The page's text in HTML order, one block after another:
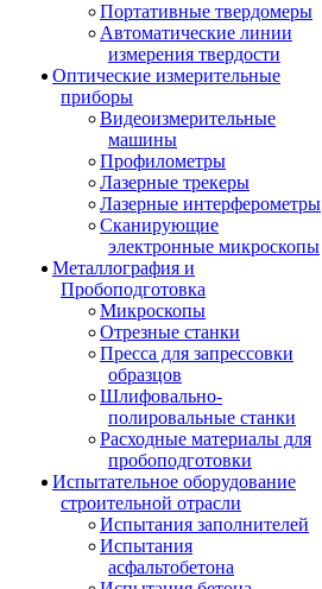
Портативные твердомеры
Автоматические линии
измерения твердости
Оптические измерительные
приборы
Видеоизмерительные
машины
Профилометры
Лазерные трекеры
Лазерные интерферометры
Сканирующие
электронные микроскопы
Металлография и
Пробоподготовка
Микроскопы
Отрезные станки
Пресса для запрессовки
образцов
Шлифовально-
полировальные станки
Расходные материалы для
пробоподготовки
Испытательное оборудование
строительной отрасли
Испытания заполнителей
Испытания
асфальтобетона